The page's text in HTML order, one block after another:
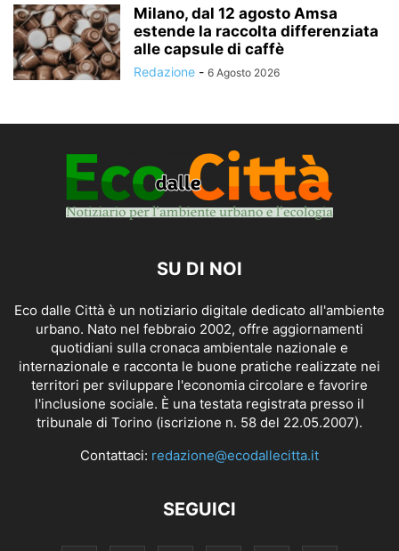
Milano, dal 12 agosto Amsa
estende la raccolta differenziata
alle capsule di caffè
Redazione - 6 Agosto 2026
SU DI NOI
Eco dalle Città è un notiziario digitale dedicato all'ambiente
urbano. Nato nel febbraio 2002, offre aggiornamenti
quotidiani sulla cronaca ambientale nazionale e
internazionale e racconta le buone pratiche realizzate nei
territori per sviluppare l'economia circolare e favorire
l'inclusione sociale. È una testata registrata presso il
tribunale di Torino (iscrizione n. 58 del 22.05.2007).
Contattaci: redazione@ecodallecitta.it
SEGUICI